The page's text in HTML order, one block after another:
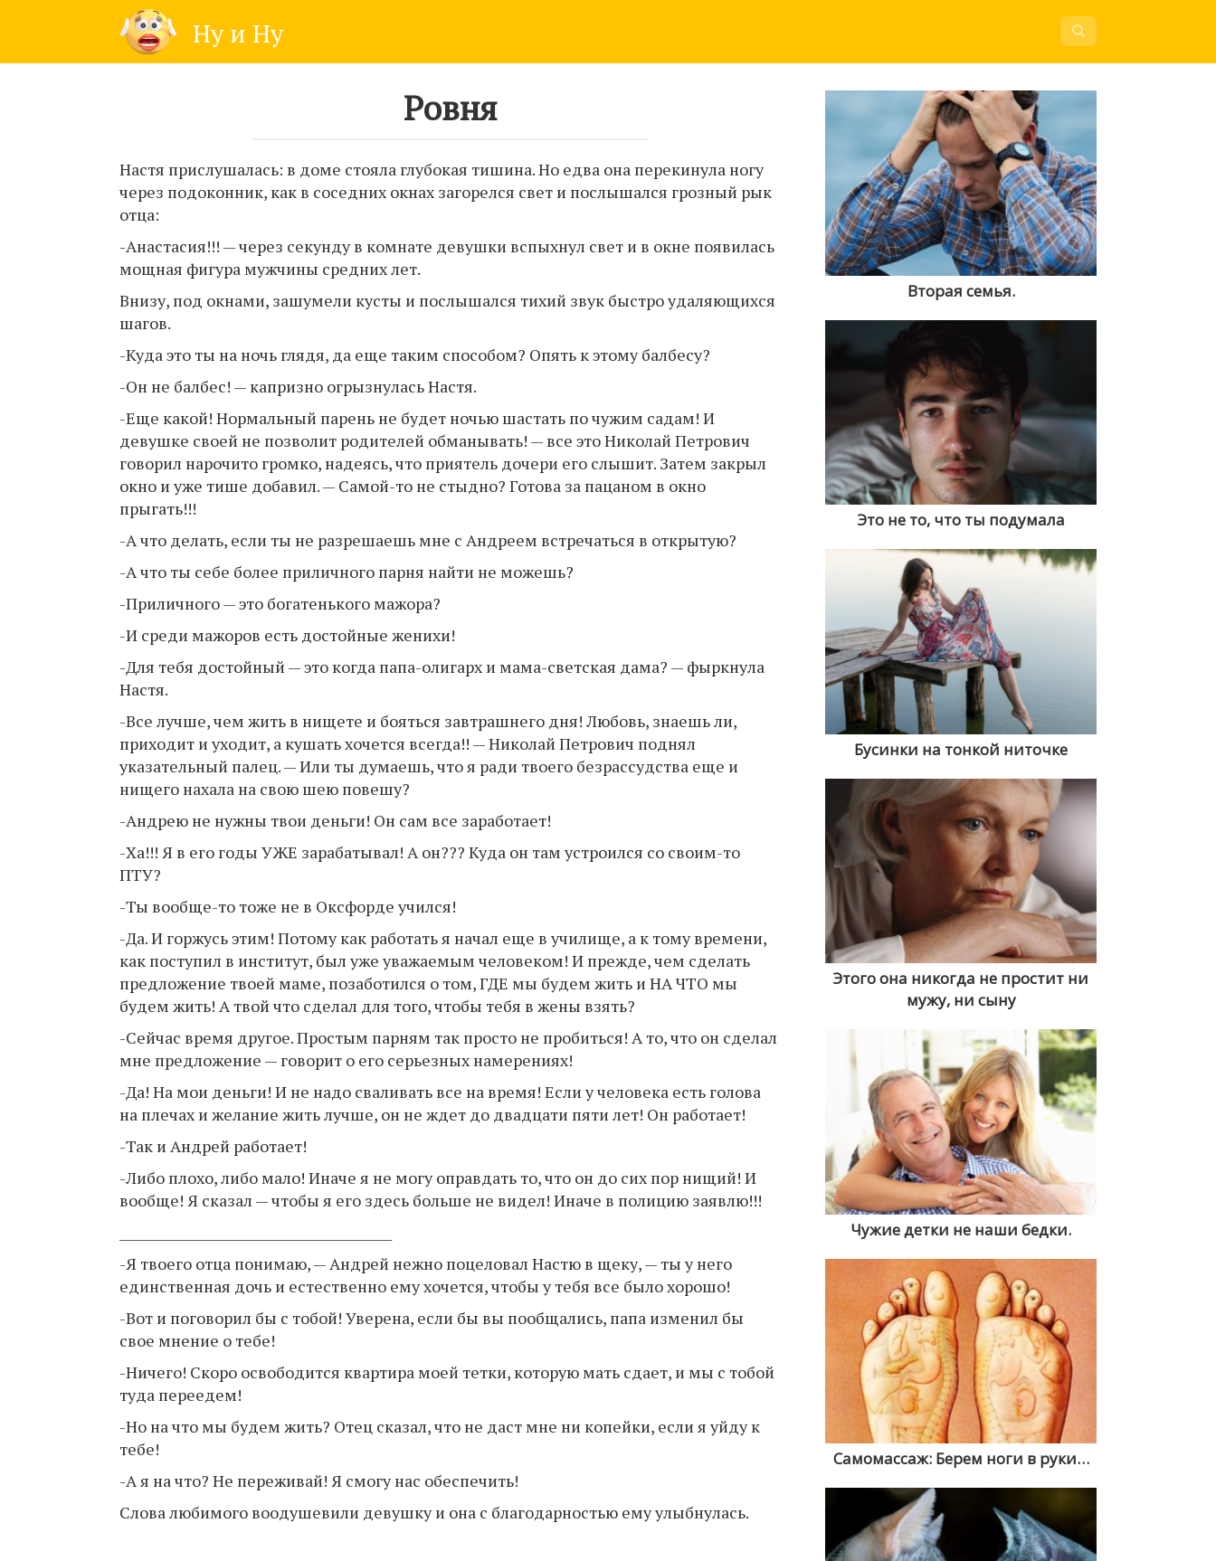
Ну и Ну
Ровня
Настя прислушалась: в доме стояла глубокая тишина. Но едва она перекинула ногу
через подоконник, как в соседних окнах загорелся свет и послышался грозный рык
отца:
-Анастасия!!! — через секунду в комнате девушки вспыхнул свет и в окне появилась
мощная фигура мужчины средних лет.
Внизу, под окнами, зашумели кусты и послышался тихий звук быстро удаляющихся
шагов.
-Куда это ты на ночь глядя, да еще таким способом? Опять к этому балбесу?
-Он не балбес! — капризно огрызнулась Настя.
-Еще какой! Нормальный парень не будет ночью шастать по чужим садам! И
девушке своей не позволит родителей обманывать! — все это Николай Петрович
говорил нарочито громко, надеясь, что приятель дочери его слышит. Затем закрыл
окно и уже тише добавил. — Самой-то не стыдно? Готова за пацаном в окно
прыгать!!!
-А что делать, если ты не разрешаешь мне с Андреем встречаться в открытую?
-А что ты себе более приличного парня найти не можешь?
-Приличного — это богатенького мажора?
-И среди мажоров есть достойные женихи!
-Для тебя достойный — это когда папа-олигарх и мама-светская дама? — фыркнула
Настя.
-Все лучше, чем жить в нищете и бояться завтрашнего дня! Любовь, знаешь ли,
приходит и уходит, а кушать хочется всегда!! — Николай Петрович поднял
указательный палец. — Или ты думаешь, что я ради твоего безрассудства еще и
нищего нахала на свою шею повешу?
-Андрею не нужны твои деньги! Он сам все заработает!
-Ха!!! Я в его годы УЖЕ зарабатывал! А он??? Куда он там устроился со своим-то
ПТУ?
-Ты вообще-то тоже не в Оксфорде учился!
-Да. И горжусь этим! Потому как работать я начал еще в училище, а к тому времени,
как поступил в институт, был уже уважаемым человеком! И прежде, чем сделать
предложение твоей маме, позаботился о том, ГДЕ мы будем жить и НА ЧТО мы
будем жить! А твой что сделал для того, чтобы тебя в жены взять?
-Сейчас время другое. Простым парням так просто не пробиться! А то, что он сделал
мне предложение — говорит о его серьезных намерениях!
-Да! На мои деньги! И не надо сваливать все на время! Если у человека есть голова
на плечах и желание жить лучше, он не ждет до двадцати пяти лет! Он работает!
-Так и Андрей работает!
-Либо плохо, либо мало! Иначе я не могу оправдать то, что он до сих пор нищий! И
вообще! Я сказал — чтобы я его здесь больше не видел! Иначе в полицию заявлю!!!
-Я твоего отца понимаю, — Андрей нежно поцеловал Настю в щеку, — ты у него
единственная дочь и естественно ему хочется, чтобы у тебя все было хорошо!
-Вот и поговорил бы с тобой! Уверена, если бы вы пообщались, папа изменил бы
свое мнение о тебе!
-Ничего! Скоро освободится квартира моей тетки, которую мать сдает, и мы с тобой
туда переедем!
-Но на что мы будем жить? Отец сказал, что не даст мне ни копейки, если я уйду к
тебе!
-А я на что? Не переживай! Я смогу нас обеспечить!
Слова любимого воодушевили девушку и она с благодарностью ему улыбнулась.
Вторая семья.
Это не то, что ты подумала
Бусинки на тонкой ниточке
Этого она никогда не простит ни
мужу, ни сыну
Чужие детки не наши бедки.
Самомассаж: Берем ноги в руки…